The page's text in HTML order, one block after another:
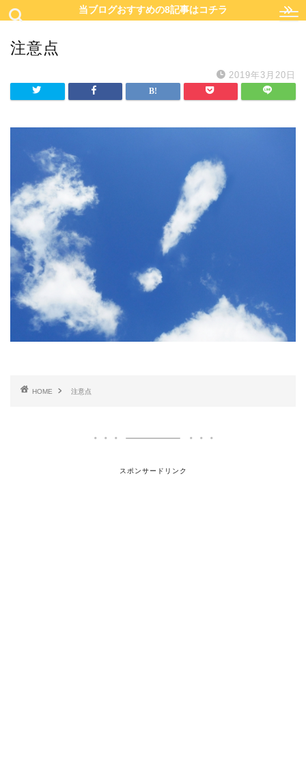
当ブログおすすめの8記事はコチラ
注意点
2019年3月20日
HOME 注意点
スポンサードリンク